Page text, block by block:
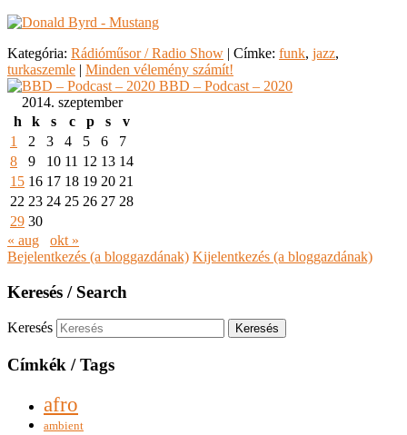
Kategória: Rádióműsor / Radio Show | Címke: funk, jazz,
turkaszemle | Minden vélemény számít!
BBD – Podcast – 2020
2014. szeptember
h
k s c p s
v
1
2 3 4 5 6
7
8
9 10 11 12 13 14
15 16 17 18 19 20 21
22 23 24 25 26 27 28
29 30
« aug
okt »
Bejelentkezés (a bloggazdának) Kijelentkezés (a bloggazdának)
Keresés / Search
Keresés
Címkék / Tags
afro
ambient